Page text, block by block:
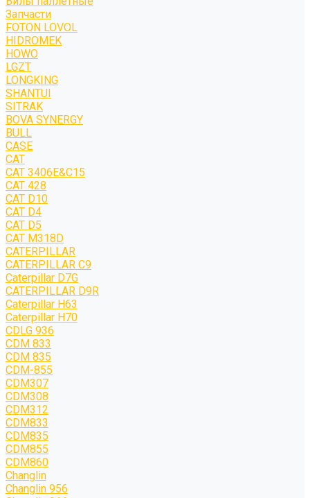
Запчасти
FOTON LOVOL
HIDROMEK
HOWO
LGZT
LONGKING
SHANTUI
SITRAK
BOVA SYNERGY
BULL
CASE
CAT
CAT 3406E&C15
CAT 428
CAT D10
CAT D4
CAT D5
CAT M318D
CATERPILLAR
CATERPILLAR C9
Caterpillar D7G
CATERPILLAR D9R
Caterpillar H63
Caterpillar H70
CDLG 936
CDM 833
CDM 835
CDM-855
CDM307
CDM308
CDM312
CDM833
CDM835
CDM855
CDM860
Changlin
Changlin 956